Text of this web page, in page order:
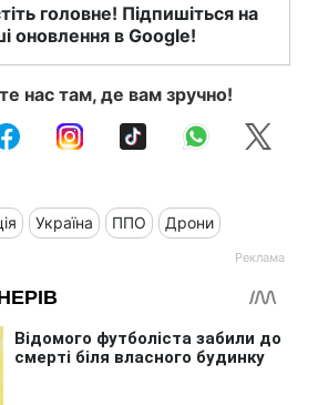
головне! Підпишіться на
оновлення в Google!
нас там, де вам зручно!
Україна ППО Дрони